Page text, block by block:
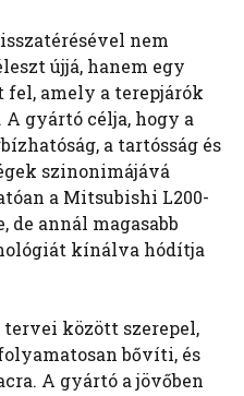
nem
újjá, hanem egy
fel, amely a terepjárók
gyártó célja, hogy a
a tartósság és
szinonimájává
a Mitsubishi L200-
annál magasabb
kínálva hódítja
között szerepel,
bővíti, és
A gyártó a jövőben